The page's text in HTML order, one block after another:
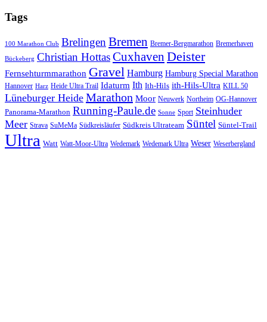
Tags
100 Marathon Club BrelingenBremen Bremer-Bergmarathon Bremerhaven
Bückeberg Christian HottasCuxhaven Deister
Fernsehturmmarathon Gravel Hamburg Hamburg Special Marathon
Hannover Harz Heide Ultra Trail Idaturm Ith Ith-Hils ith-Hils-Ultra KILL 50
Lüneburger Heide Marathon Moor Neuwerk Northeim OG-Hannover
Panorama-Marathon Running-Paule.de Sonne Sport Steinhuder
Meer Strava SuMeMa Südkreisläufer Südkreis Ultrateam Süntel Süntel-Trail
Ultra Watt Watt-Moor-Ultra Wedemark Wedemark Ultra Weser Weserbergland